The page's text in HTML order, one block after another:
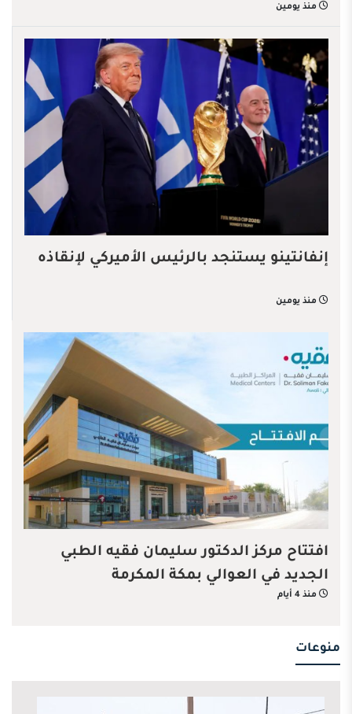
منذ يومين
إنفانتينو يستنجد بالرئيس الأميركي لإنقاذه
منذ يومين
افتتاح مركز الدكتور سليمان فقيه الطبي
الجديد في العوالي بمكة المكرمة
منذ 4 أيام
منوعات